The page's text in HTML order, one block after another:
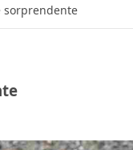
sorprendente